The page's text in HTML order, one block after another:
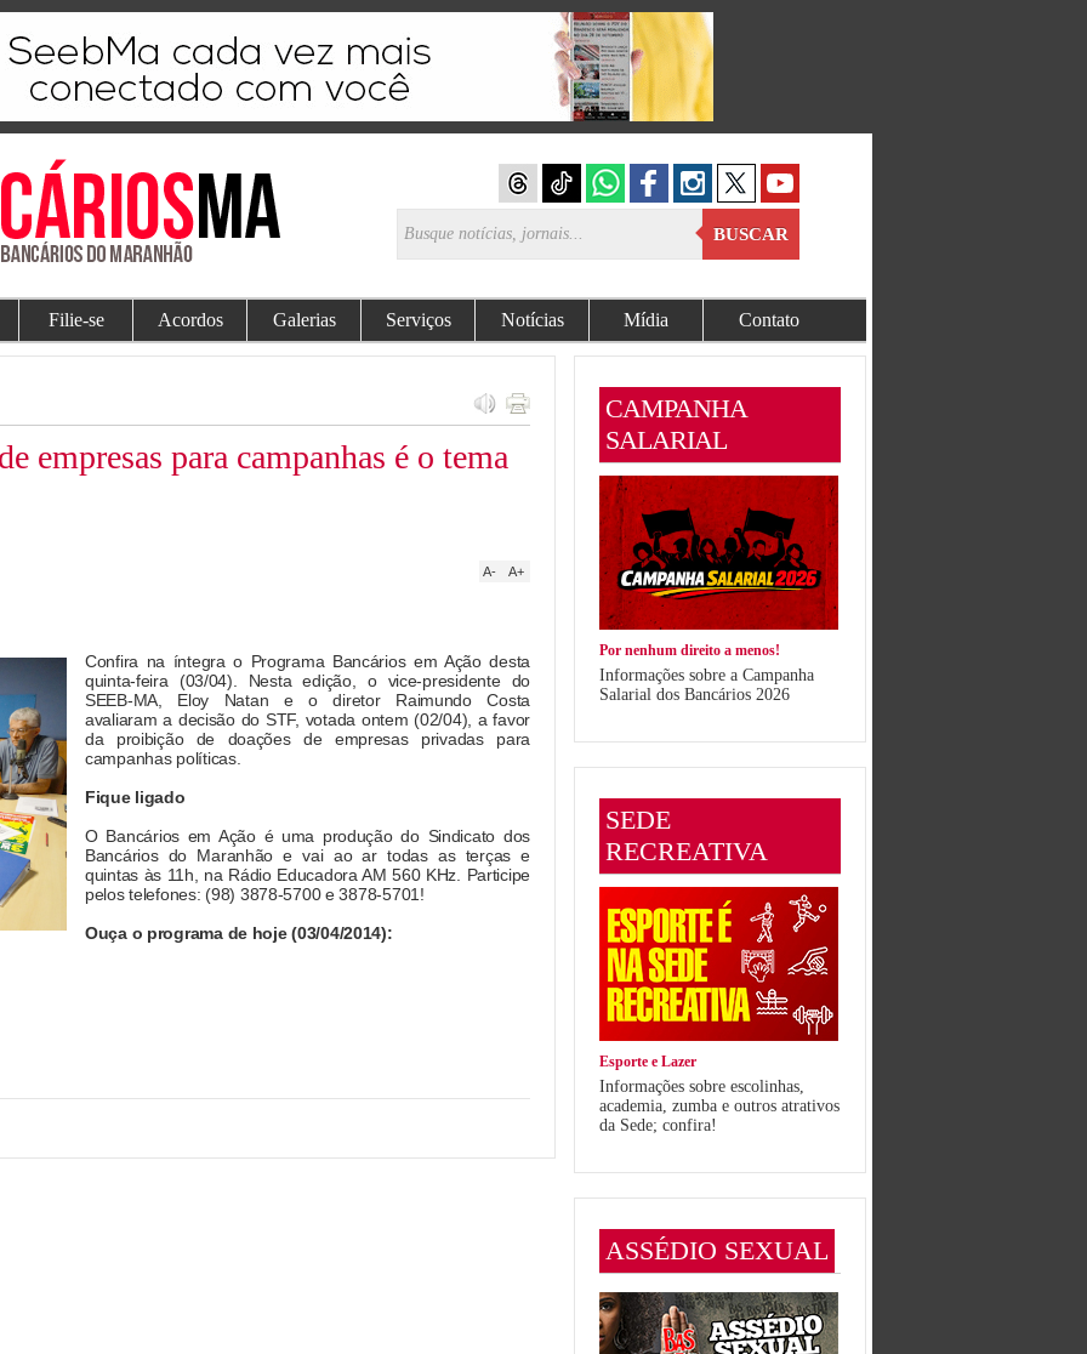
BUSCAR
Filie-se Acordos Galerias Serviços Notícias Mídia Contato
empresas para campanhas é o tema
A+
A-
Confira na íntegra o Programa Bancários em Ação desta
quinta-feira (03/04). Nesta edição, o vice-presidente do
SEEB-MA, Eloy Natan e o diretor Raimundo Costa
avaliaram a decisão do STF, votada ontem (02/04), a favor
da proibição de doações de empresas privadas para
campanhas políticas.
Fique ligado
O Bancários em Ação é uma produção do Sindicato dos
Bancários do Maranhão e vai ao ar todas as terças e
quintas às 11h, na Rádio Educadora AM 560 KHz. Participe
pelos telefones: (98) 3878-5700 e 3878-5701!
Ouça o programa de hoje (03/04/2014):
CAMPANHA
SALARIAL
Por nenhum direito a menos!
Informações sobre a Campanha
Salarial dos Bancários 2026
SEDE
RECREATIVA
Esporte e Lazer
Informações sobre escolinhas,
academia, zumba e outros atrativos
da Sede; confira!
ASSÉDIO SEXUAL